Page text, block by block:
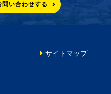
問い合わせする
サイトマップ